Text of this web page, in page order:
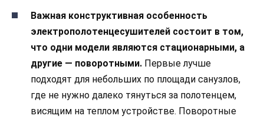
Важная конструктивная особенность
электрополотенцесушителей состоит в том,
что одни модели являются стационарными, а
другие — поворотными. Первые лучше
подходят для небольших по площади санузлов,
где не нужно далеко тянуться за полотенцем,
висящим на теплом устройстве. Поворотные